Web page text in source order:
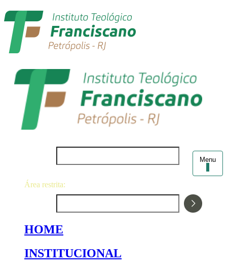
Menu
Área restrita:
HOME
INSTITUCIONAL